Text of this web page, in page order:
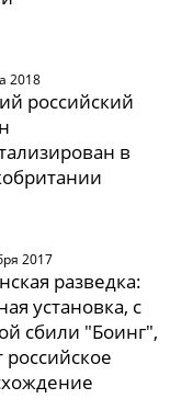
2018
российский
в
2017
разведка:
установка, с
сбили "Боинг",